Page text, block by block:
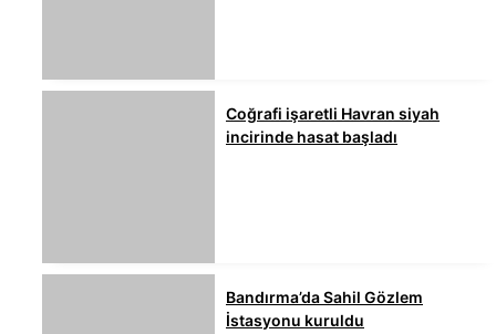
Coğrafi işaretli Havran siyah
incirinde hasat başladı
Bandırma’da Sahil Gözlem
İstasyonu kuruldu